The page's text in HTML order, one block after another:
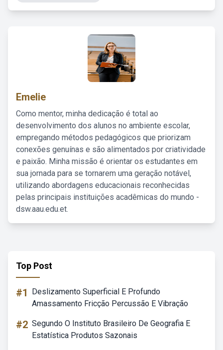
Emelie
Como mentor, minha dedicação é total ao
desenvolvimento dos alunos no ambiente escolar,
empregando métodos pedagógicos que priorizam
conexões genuínas e são alimentados por criatividade
e paixão. Minha missão é orientar os estudantes em
sua jornada para se tornarem uma geração notável,
utilizando abordagens educacionais reconhecidas
pelas principais instituições acadêmicas do mundo -
dsw.aau.edu.et.
Top Post
#1
Deslizamento Superficial E Profundo
Amassamento Fricção Percussão E Vibração
#2 Segundo O Instituto Brasileiro De Geografia E
Estatística Produtos Sazonais